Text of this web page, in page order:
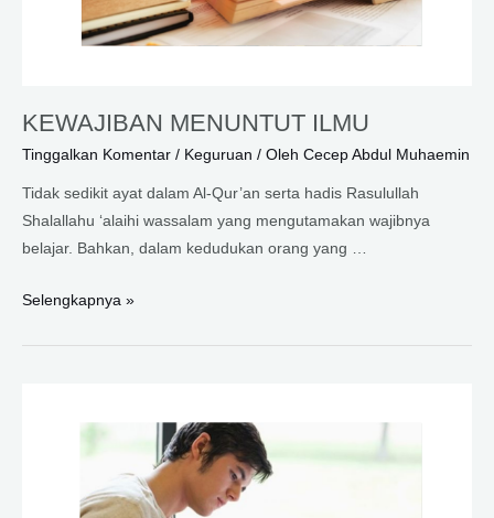
KEWAJIBAN MENUNTUT ILMU
Tinggalkan Komentar / Keguruan / Oleh Cecep Abdul Muhaemin
Tidak sedikit ayat dalam Al-Qur’an serta hadis Rasulullah
Shalallahu ‘alaihi wassalam yang mengutamakan wajibnya
belajar. Bahkan, dalam kedudukan orang yang …
KEWAJIBAN
Selengkapnya »